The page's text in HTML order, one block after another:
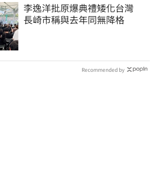
李逸洋批原爆典禮矮化台灣
長崎市稱與去年同無降格
Recommended by